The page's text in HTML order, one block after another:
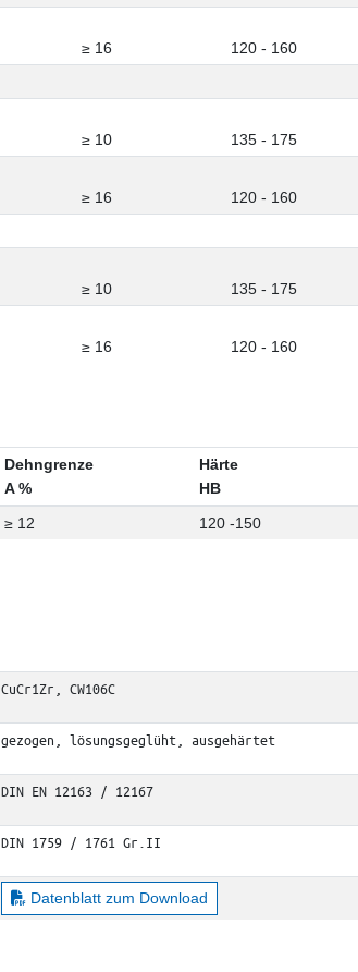
≥ 16
120 - 160
≥ 10
135 - 175
≥ 16
120 - 160
≥ 10
135 - 175
≥ 16 120 - 160
Dehngrenze
A %
Härte
HB
≥ 12 120 -150
CuCr1Zr, CW106C
gezogen, lösungsgeglüht, ausgehärtet
DIN EN 12163 / 12167
DIN 1759 / 1761 Gr.II
Datenblatt zum Download